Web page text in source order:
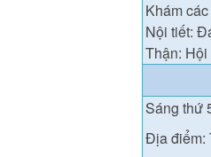
Khám
Nội tiết:
Thận:
Sáng thứ
Địa điểm: